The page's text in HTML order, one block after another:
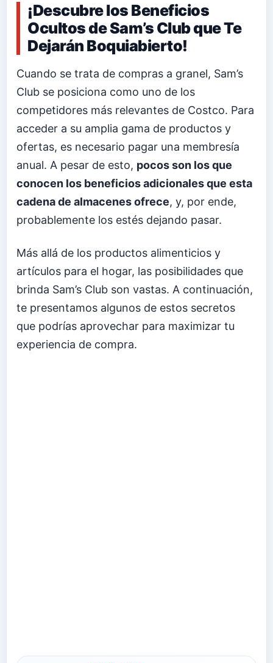
¡Descubre los Beneficios
Ocultos de Sam’s Club que Te
Dejarán Boquiabierto!
Cuando se trata de compras a granel, Sam’s
Club se posiciona como uno de los
competidores más relevantes de Costco. Para
acceder a su amplia gama de productos y
ofertas, es necesario pagar una membresía
anual. A pesar de esto, pocos son los que
conocen los beneficios adicionales que esta
cadena de almacenes ofrece, y, por ende,
probablemente los estés dejando pasar.
Más allá de los productos alimenticios y
artículos para el hogar, las posibilidades que
brinda Sam’s Club son vastas. A continuación,
te presentamos algunos de estos secretos
que podrías aprovechar para maximizar tu
experiencia de compra.